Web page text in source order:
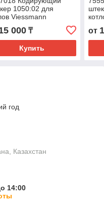
1050:02 для
Viessmann
000₸
Купить
от
год
Казахстан
14:00